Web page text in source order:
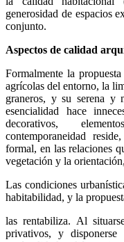
generosidad de espacios
conjunto.
Aspectos de calidad
Formalmente la
agrícolas del entorno, la
graneros, y su serena y
esencialidad hace
decorativos,
contemporaneidad
formal, en las relaciones
vegetación y la
Las condiciones
habitabilidad, y la
las rentabiliza. Al
privativos, y disponerse